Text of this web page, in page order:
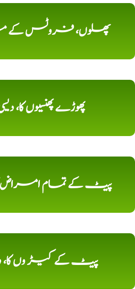
پھلوں، فروٹس کے
پھوڑے پھنسیوں کا،
پیٹ کے تمام امراض
پیٹ کے کیڑ وں کا،